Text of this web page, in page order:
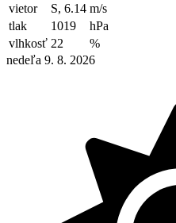
vietor
S, 6.14 m/s
tlak
1019
hPa
vlhkosť 22
%
nedeľa 9. 8. 2026